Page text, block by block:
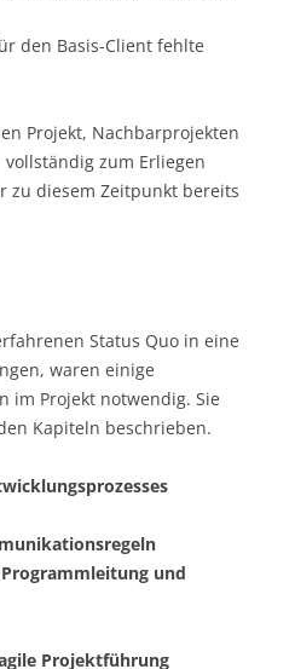
den Basis-Client fehlte
Projekt, Nachbarprojekten
zum Erliegen
zu diesem Zeitpunkt bereits
Status Quo in eine
waren einige
im Projekt notwendig. Sie
Kapiteln beschrieben.
und
Projektführung